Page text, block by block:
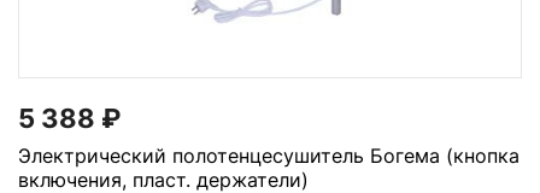
5 388 ₽
Электрический полотенцесушитель Богема (кнопка
включения, пласт. держатели)